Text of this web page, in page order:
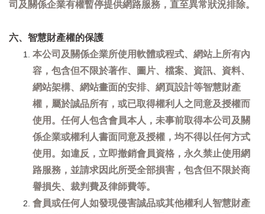
司及關係企業有權暫停提供網路服務，直至異常狀況排除。
六、智慧財產權的保護
本公司及關係企業所使用軟體或程式、網站上所有內
容，包含但不限於著作、圖片、檔案、資訊、資料、
網站架構、網站畫面的安排、網頁設計等智慧財產
權，屬於誠品所有，或已取得權利人之同意及授權而
使用。任何人包含會員本人，未事前取得本公司及關
係企業或權利人書面同意及授權，均不得以任何方式
使用。如違反，立即撤銷會員資格，永久禁止使用網
路服務，並請求因此所受全部損害，包含但不限於商
譽損失、裁判費及律師費等。
會員或任何人如發現侵害誠品或其他權利人智慧財產